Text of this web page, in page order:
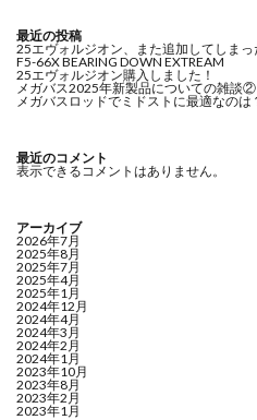
最近の投稿
25エヴォルジオン、また追加してしまっ
F5-66X BEARING DOWN EXTREAM
25エヴォルジオン購入しました！
メガバス2025年新製品についての雑談②
メガバスロッドでミドストに最適なのは
最近のコメント
表示できるコメントはありません。
アーカイブ
2026年7月
2025年8月
2025年7月
2025年4月
2025年1月
2024年12月
2024年4月
2024年3月
2024年2月
2024年1月
2023年10月
2023年8月
2023年2月
2023年1月